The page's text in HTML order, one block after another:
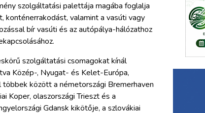
szolgáltatási palettája magába foglalja
konténerrakodást, valamint a vasúti vagy
bír vasúti és az autópálya-hálózathoz
szolgáltatási csomagokat kínál
Közép-, Nyugat- és Kelet-Európa,
között a németországi Bremerhaven
Koper, olaszországi Trieszt és a
Gdansk kikötője, a szlovákiai